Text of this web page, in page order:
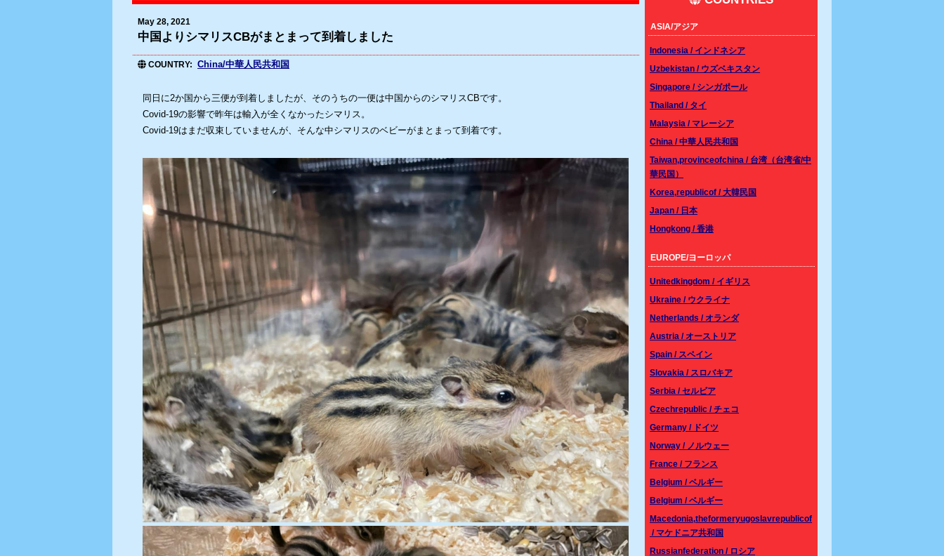
May 28, 2021
中国よりシマリスCBがまとまって到着しました
COUNTRY China/中華人民共和国
同日に2か国から三便が到着しましたが、そのうちの一便は中国からのシマリスCBです。
Covid-19の影響で昨年は輸入が全くなかったシマリス。
Covid-19はまだ収束していませんが、そんな中シマリスのベビーがまとまって到着です。
ASIA/アジア
Indonesia / インドネシア
Uzbekistan / ウズベキスタン
Singapore / シンガポール
Thailand / タイ
Malaysia / マレーシア
China / 中華人民共和国
Taiwan,provinceofchina / 台湾（台湾省/中
華民国）
Korea,republicof / 大韓民国
Japan / 日本
Hongkong / 香港
EUROPE/ヨーロッパ
Unitedkingdom / イギリス
Ukraine / ウクライナ
Netherlands / オランダ
Austria / オーストリア
Spain / スペイン
Slovakia / スロバキア
Serbia / セルビア
Czechrepublic / チェコ
Germany / ドイツ
Norway / ノルウェー
France / フランス
Belgium / ベルギー
Belgium / ベルギー
Macedonia,theformeryugoslavrepublicof
/ マケドニア共和国
Russianfederation / ロシア